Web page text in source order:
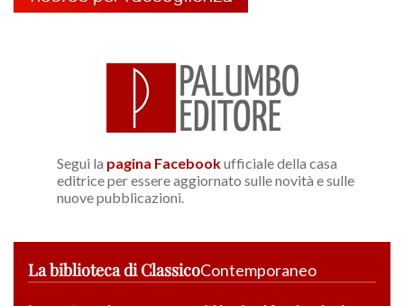
Segui la pagina Facebookufficiale della casa
editrice per essere aggiornato sulle novità e sulle
nuove pubblicazioni.
La biblioteca di ClassicoContemporaneo